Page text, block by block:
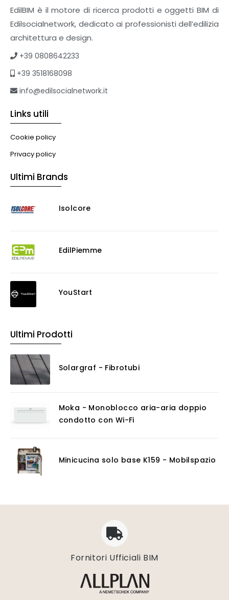
EdilBIM è il motore di ricerca prodotti e oggetti BIM di
Edilsocialnetwork, dedicato ai professionisti dell’edilizia
architettura e design.
+39 0808642233
+39 3518168098
info@edilsocialnetwork.it
Links utili
Cookie policy
Privacy policy
Ultimi Brands
Isolcore
EdilPiemme
YouStart
Ultimi Prodotti
Solargraf - Fibrotubi
Moka - Monoblocco aria-aria doppio
condotto con Wi-Fi
Minicucina solo base K159 - Mobilspazio
Fornitori Ufficiali BIM